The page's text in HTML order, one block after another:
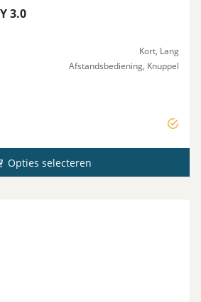
3.0
Kort, Lang
Afstandsbediening, Knuppel
Opties selecteren